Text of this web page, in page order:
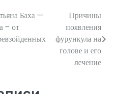
Баха —
– от
Причины
появления
фурункула на
голове и его
лечение